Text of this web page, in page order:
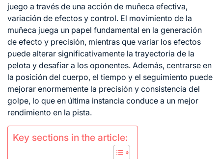
juego a través de una acción de muñeca efectiva,
variación de efectos y control. El movimiento de la
muñeca juega un papel fundamental en la generación
de efecto y precisión, mientras que variar los efectos
puede alterar significativamente la trayectoria de la
pelota y desafiar a los oponentes. Además, centrarse en
la posición del cuerpo, el tiempo y el seguimiento puede
mejorar enormemente la precisión y consistencia del
golpe, lo que en última instancia conduce a un mejor
rendimiento en la pista.
Key sections in the article: